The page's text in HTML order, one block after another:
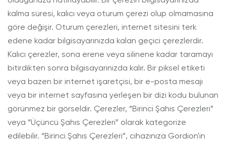
kalma süresi, kalıcı veya oturum çerezi olup olmamasına
göre değişir. Oturum çerezleri, internet sitesini terk
edene kadar bilgisayarınızda kalan geçici çerezlerdir.
Kalıcı çerezler, sona erene veya silinene kadar taramayı
bitirdikten sonra bilgisayarınızda kalır. Bir piksel etiketi
veya bazen bir internet işaretçisi, bir e-posta mesajı
veya bir internet sayfasına yerleşen bir dizi kodu bulunan
görünmez bir görseldir. Çerezler, “Birinci Şahıs Çerezleri”
veya “Üçüncü Şahıs Çerezleri” olarak kategorize
edilebilir. “Birinci Şahıs Çerezleri”, cihazınıza Gordion'in